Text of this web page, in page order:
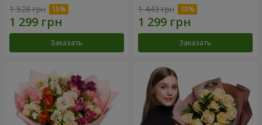
1 528 грн
Заказать
1 443 грн
Заказать